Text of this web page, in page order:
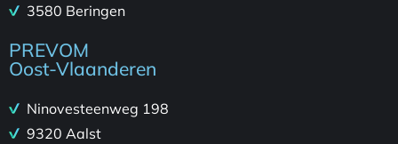
3580 Beringen
PREVOM
Oost-Vlaanderen
Ninovesteenweg 198
9320 Aalst